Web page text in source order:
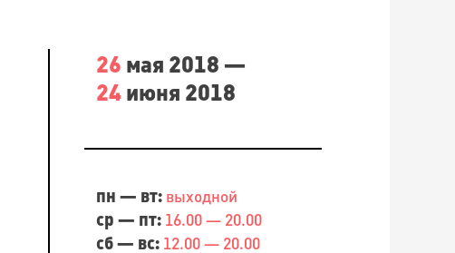
26 мая 2018 —
24июня 2018
пн — вт: выходной
ср — пт: 16.00 — 20.00
сб — вс: 12.00 — 20.00